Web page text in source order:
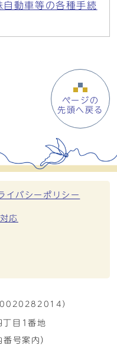
動車等の各種手続
ページの
先頭へ戻る
イバシーポリシー
応
）
目1番地
番号案内）